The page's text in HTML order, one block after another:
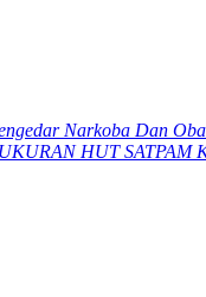
Narkoba Dan
HUT SATPAM